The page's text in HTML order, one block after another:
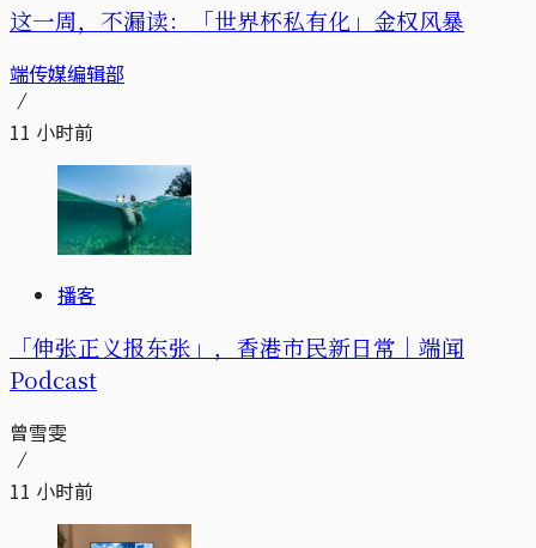
这一周，不漏读：「世界杯私有化」金权风暴
端传媒编辑部
11 小时前
播客
「伸张正义报东张」，香港市民新日常｜端闻
Podcast
曾雪雯
11 小时前